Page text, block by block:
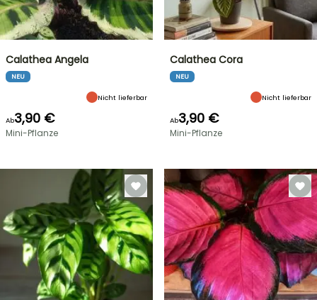
Calathea Angela
NEU
Nicht lieferbar
Ab3,90 €
Mini-Pflanze
Calathea Cora
NEU
Nicht lieferbar
Ab3,90 €
Mini-Pflanze